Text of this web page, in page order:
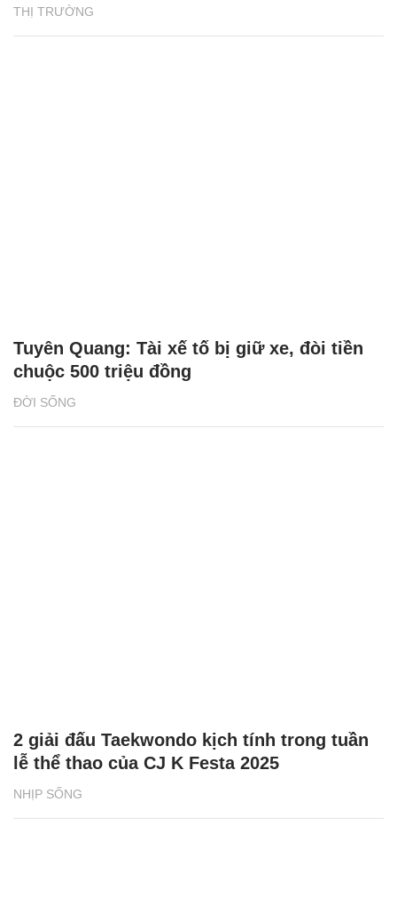
THỊ TRƯỜNG
ĐỜI SỐNG
Tuyên Quang: Tài xế tố bị giữ xe, đòi tiền
chuộc 500 triệu đồng
NHỊP SỐNG
2 giải đấu Taekwondo kịch tính trong tuần
lễ thể thao của CJ K Festa 2025